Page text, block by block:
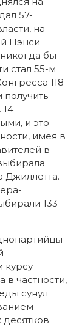
57-
на
Нэнси
бы
стал 55-м
118
получить
и это
имея в
в
133
курсу
в частности,
сунул
десятков